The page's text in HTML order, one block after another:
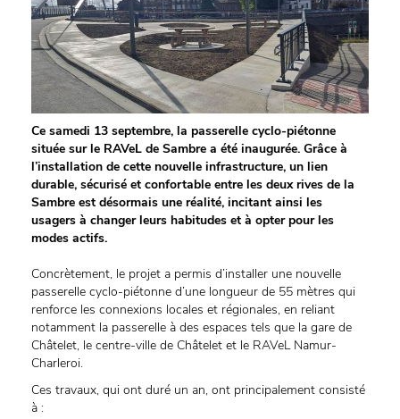
Ce samedi 13 septembre, la passerelle cyclo-piétonne
située sur le RAVeL de Sambre a été inaugurée. Grâce à
l’installation de cette nouvelle infrastructure, un lien
durable, sécurisé et confortable entre les deux rives de la
Sambre est désormais une réalité, incitant ainsi les
usagers à changer leurs habitudes et à opter pour les
modes actifs.
Concrètement, le projet a permis d’installer une nouvelle
passerelle cyclo-piétonne d’une longueur de 55 mètres qui
renforce les connexions locales et régionales, en reliant
notamment la passerelle à des espaces tels que la gare de
Châtelet, le centre-ville de Châtelet et le RAVeL Namur-
Charleroi.
Ces travaux, qui ont duré un an, ont principalement consisté
à :